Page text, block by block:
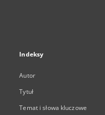
Indeksy
Autor
Tytuł
Temat i słowa kluczowe